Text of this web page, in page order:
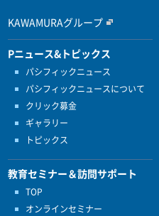
KAWAMURAグループ
Pニュース&トピックス
パシフィックニュース
パシフィックニュースについて
クリック募金
ギャラリー
トピックス
教育セミナー＆訪問サポート
TOP
オンラインセミナー